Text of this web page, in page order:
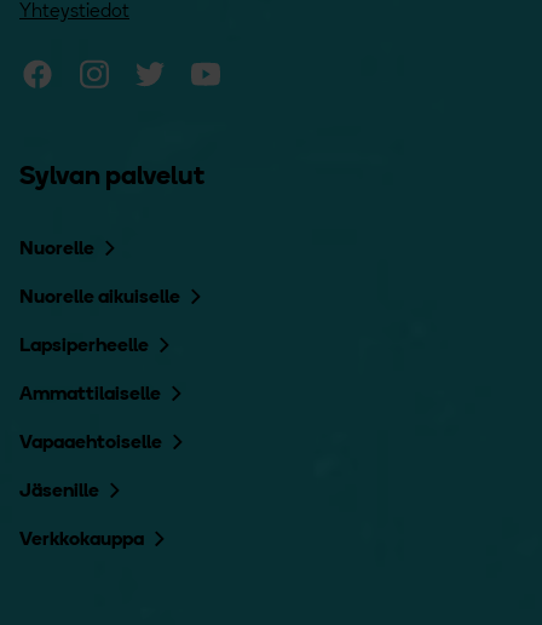
Yhteystiedot
Sylvan Facebook
Sylvan Instagram
Sylvan Twitter
Sylvan palvelut
Nuorelle
Nuorelle aikuiselle
Lapsiperheelle
Ammattilaiselle
Vapaaehtoiselle
Jäsenille
Verkkokauppa